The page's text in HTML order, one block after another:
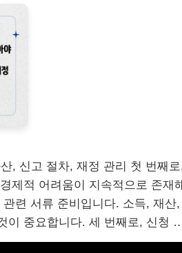
, 신고 절차, 재정 관리 첫 번째
제적 어려움이 지속적으로 존재
련 서류 준비입니다. 소득, 재산,
이 중요합니다. 세 번째로, 신청